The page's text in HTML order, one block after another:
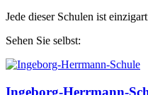
Jede dieser Schulen ist
Sehen Sie selbst:
Ingeborg-Herrmann-